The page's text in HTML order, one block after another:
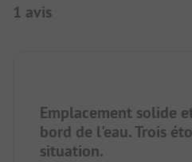
1 avis
Emplacement solide
bord de l'eau. Trois
situation.